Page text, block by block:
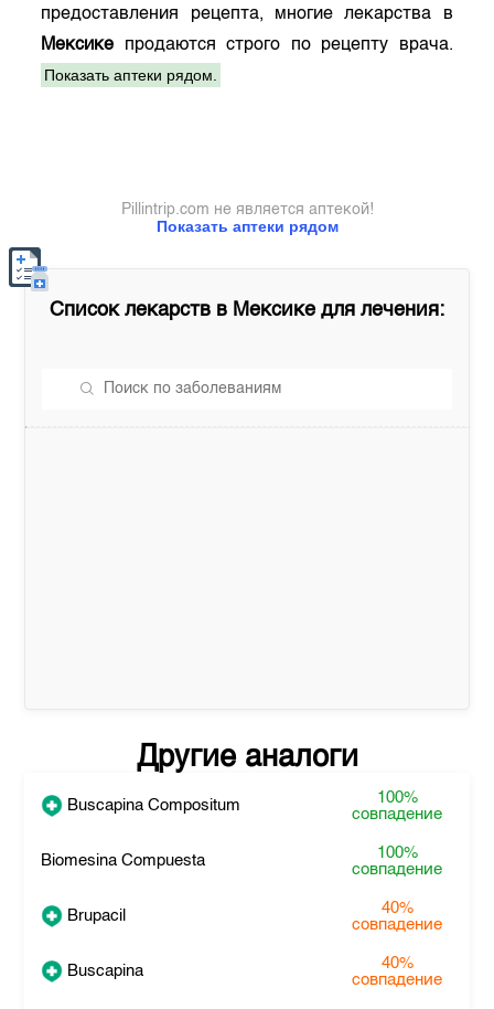
предоставления рецепта, многие лекарства в
Мексике продаются строго по рецепту врача.
Показать аптеки рядом.
Показать аптеки рядом
Pillintrip.com не является аптекой!
Список лекарств в Мексике для лечения:
Другие аналоги
Buscapina Compositum
100%
совпадение
Biomesina Compuesta
100%
совпадение
Brupacil
40%
совпадение
Buscapina
40%
совпадение